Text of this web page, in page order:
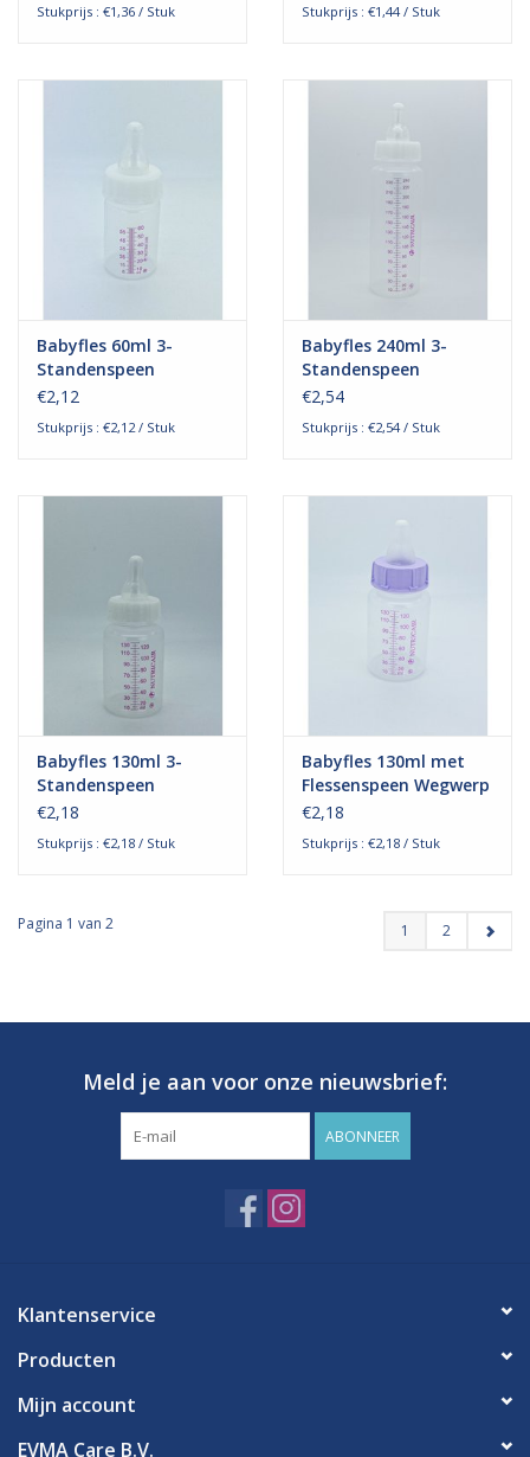
Stukprijs : €1,36 / Stuk Stukprijs : €1,44 / Stuk
Babyfles 60ml 3-
Standenspeen
Wegwerp - Steriel
€2,12
Stukprijs : €2,12 / Stuk
Babyfles 240ml 3-
Standenspeen
Wegwerp - Steriel
€2,54
Stukprijs : €2,54 / Stuk
Babyfles 130ml 3-
Standenspeen
Wegwerp - Steriel
€2,18
Stukprijs : €2,18 / Stuk
Babyfles 130ml met
Flessenspeen Wegwerp
- Steriel
€2,18
Stukprijs : €2,18 / Stuk
Pagina 1 van 2 1 2
Meld je aan voor onze nieuwsbrief:
ABONNEER
Klantenservice
Producten
Mijn account
EVMA Care B.V.